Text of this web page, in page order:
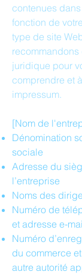
contenues
fonction de
type de site
juridique pour
comprendre et
impressum.
[Nom de
Dénomination
sociale
Adresse du
l’entreprise
Noms des
Numéro de
et adresse e-
Numéro
du commerce
autre autorité